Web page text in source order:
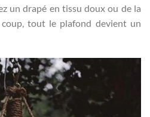
un drapé en tissu doux ou de la
tout le plafond devient un